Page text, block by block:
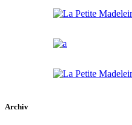
Archiv